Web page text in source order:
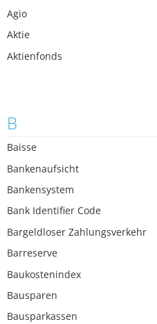
Agio
Aktie
Aktienfonds
B
Baisse
Bankenaufsicht
Bankensystem
Bank Identifier Code
Bargeldloser Zahlungsverkehr
Barreserve
Baukostenindex
Bausparen
Bausparkassen